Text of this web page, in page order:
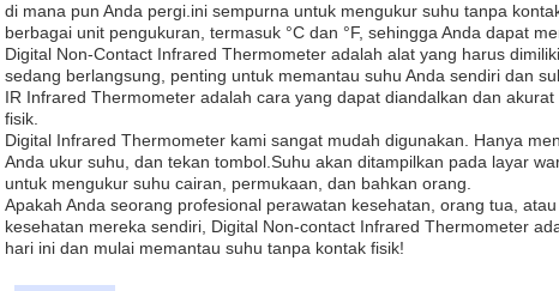
di mana pun Anda pergi.ini sempurna untuk mengukur suhu tanpa
berbagai unit pengukuran, termasuk °C dan °F, sehingga Anda dapat
Digital Non-Contact Infrared Thermometer adalah alat yang harus
sedang berlangsung, penting untuk memantau suhu Anda sendiri dan
IR Infrared Thermometer adalah cara yang dapat diandalkan dan
fisik.
Digital Infrared Thermometer kami sangat mudah digunakan. Hanya
Anda ukur suhu, dan tekan tombol.Suhu akan ditampilkan pada layar
untuk mengukur suhu cairan, permukaan, dan bahkan orang.
Apakah Anda seorang profesional perawatan kesehatan, orang tua,
kesehatan mereka sendiri, Digital Non-contact Infrared Thermometer
hari ini dan mulai memantau suhu tanpa kontak fisik!